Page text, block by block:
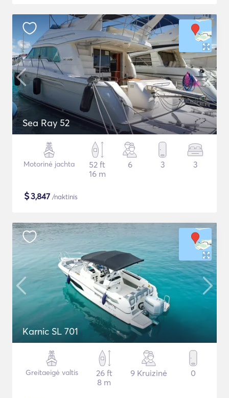
Sea Ray 52
Motorinė jachta
52 ft
16 m
6 3 3
$3,847 /naktinis
Karnic SL 701
Greitaeigė valtis
26 ft
8 m
9 Kruizinė 0